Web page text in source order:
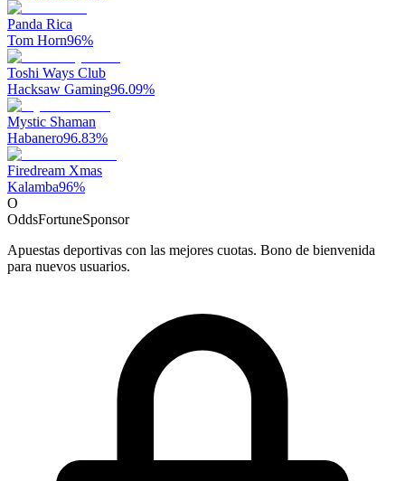
Panda Rica
Tom Horn96%
Toshi Ways Club
Hacksaw Gaming96.09%
Mystic Shaman
Habanero96.83%
Firedream Xmas
Kalamba96%
O
OddsFortuneSponsor
Apuestas deportivas con las mejores cuotas. Bono de bienvenida
para nuevos usuarios.